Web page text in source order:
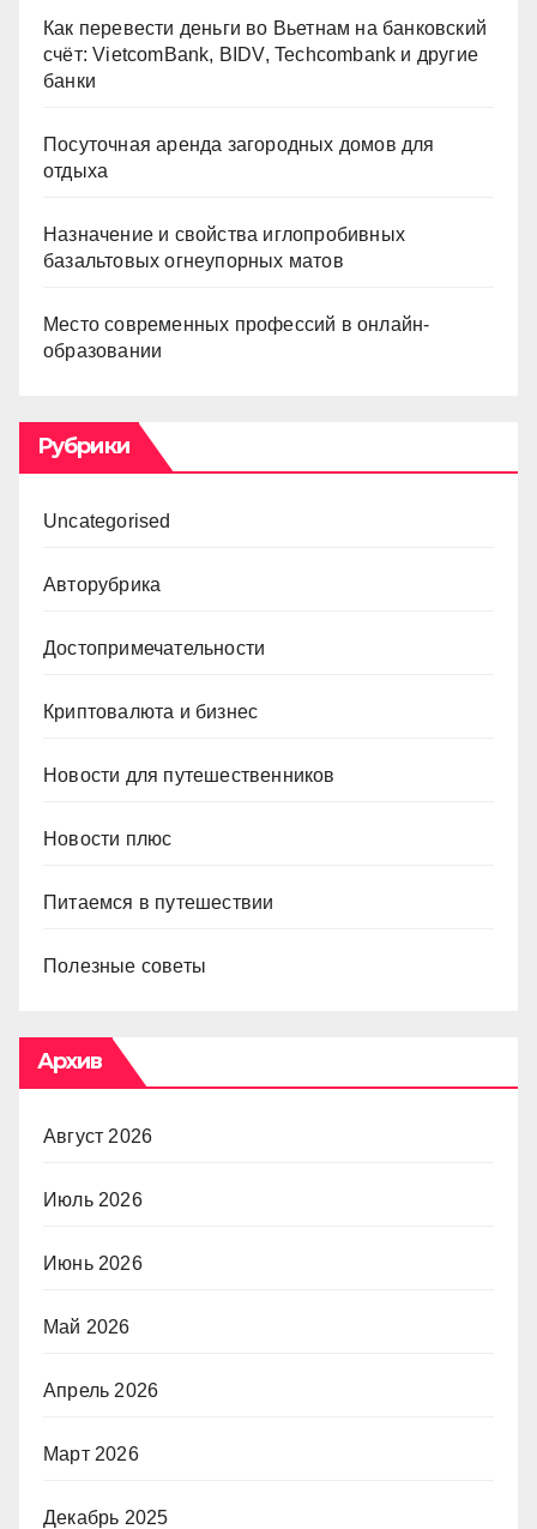
Как перевести деньги во Вьетнам на банковский
счёт: VietcomBank, BIDV, Techcombank и другие
банки
Посуточная аренда загородных домов для
отдыха
Назначение и свойства иглопробивных
базальтовых огнеупорных матов
Место современных профессий в онлайн-
образовании
Рубрики
Uncategorised
Авторубрика
Достопримечательности
Криптовалюта и бизнес
Новости для путешественников
Новости плюс
Питаемся в путешествии
Полезные советы
Архив
Август 2026
Июль 2026
Июнь 2026
Май 2026
Апрель 2026
Март 2026
Декабрь 2025